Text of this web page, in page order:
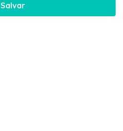
Salvar